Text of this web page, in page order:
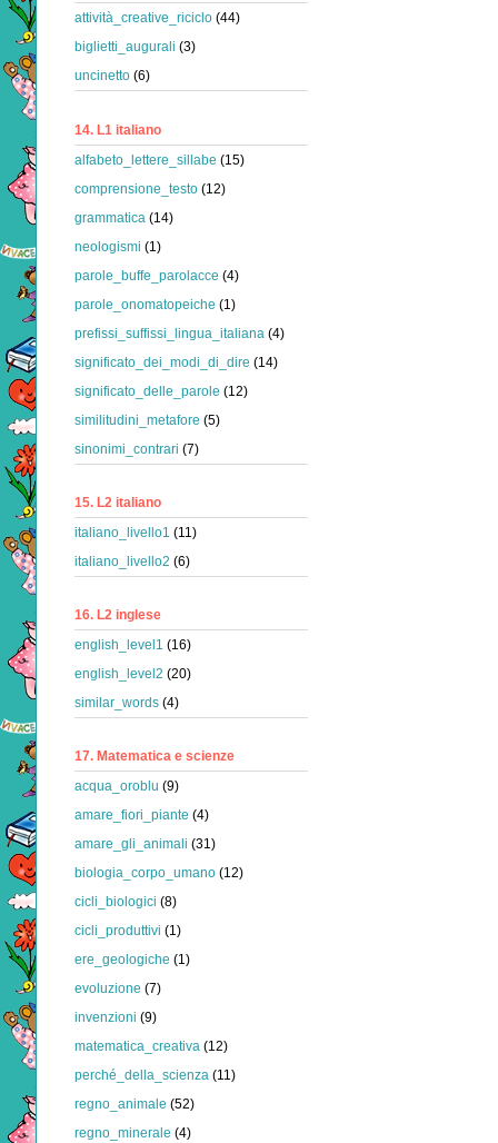
attività_creative_riciclo (44)
biglietti_augurali (3)
uncinetto (6)
14. L1 italiano
alfabeto_lettere_sillabe (15)
comprensione_testo (12)
grammatica (14)
neologismi (1)
parole_buffe_parolacce (4)
parole_onomatopeiche (1)
prefissi_suffissi_lingua_italiana (4)
significato_dei_modi_di_dire (14)
significato_delle_parole (12)
similitudini_metafore (5)
sinonimi_contrari (7)
15. L2 italiano
italiano_livello1 (11)
italiano_livello2 (6)
16. L2 inglese
english_level1 (16)
english_level2 (20)
similar_words (4)
17. Matematica e scienze
acqua_oroblu (9)
amare_fiori_piante (4)
amare_gli_animali (31)
biologia_corpo_umano (12)
cicli_biologici (8)
cicli_produttivi (1)
ere_geologiche (1)
evoluzione (7)
invenzioni (9)
matematica_creativa (12)
perché_della_scienza (11)
regno_animale (52)
regno_minerale (4)